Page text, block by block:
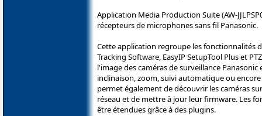
Application Media Production Suite (AW-
récepteurs de microphones sans fil Panasonic.
Cette application regroupe les fonctionnalités
Tracking Software, EasyIP SetupTool Plus et
l'image des caméras de surveillance
inclinaison, zoom, suivi automatique ou
permet également de découvrir les caméras
réseau et de mettre à jour leur firmware. Les
être étendues grâce à des plugins.